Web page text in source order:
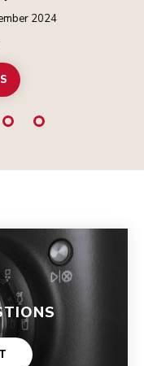
allongée.
2024